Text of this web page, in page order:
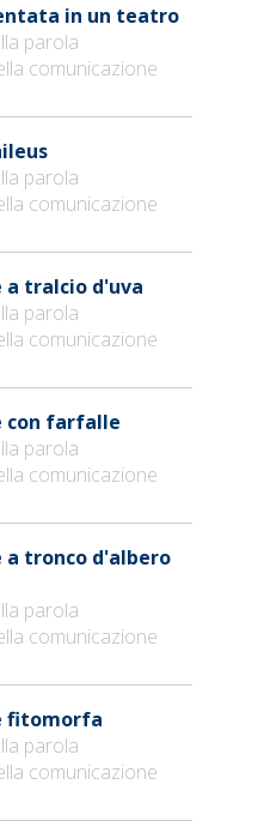
in un teatro
parola
comunicazione
parola
comunicazione
a tralcio d'uva
parola
comunicazione
con farfalle
parola
comunicazione
a tronco d'albero
parola
comunicazione
fitomorfa
parola
comunicazione